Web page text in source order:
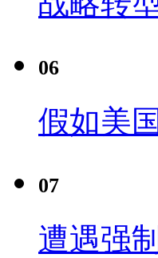
06
假如美
07
遭遇强